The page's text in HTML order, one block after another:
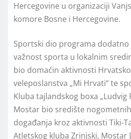
Hercegovine u organizaciji
komore Bosne i Hercegovine.
Sportski dio programa
važnost sporta u lokalnim
bio domaćin aktivnosti
veleposlanstva „Mi Hrvati“ te
Kluba tajlandskog boxa „Ludvig
Mostar bio središte
događanja kroz aktivnosti Tiki-
Atletskog kluba Zrinjski, Mostar